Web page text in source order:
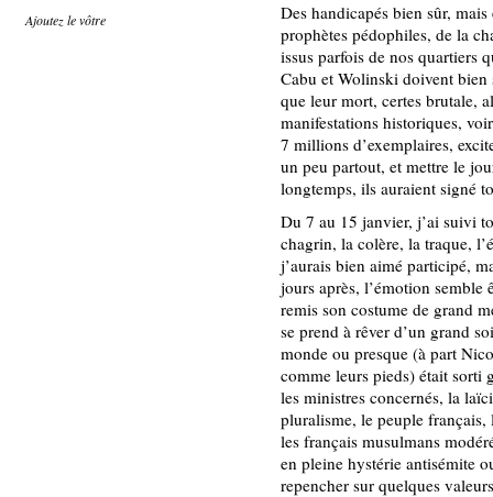
Ajoutez le vôtre
Des handicapés bien sûr,
prophètes pédophiles, de la
issus parfois de nos quartiers
Cabu et Wolinski doivent bien
que leur mort, certes brutale,
manifestations historiques,
7 millions d’exemplaires,
un peu partout, et mettre le
longtemps, ils auraient signé
Du 7 au 15 janvier, j’ai suivi
chagrin, la colère, la traque,
j’aurais bien aimé participé,
jours après, l’émotion semble
remis son costume de grand
se prend à rêver d’un grand
monde ou presque (à part
comme leurs pieds) était sorti
les ministres concernés, la
pluralisme, le peuple
les français musulmans
en pleine hystérie antisémite
repencher sur quelques